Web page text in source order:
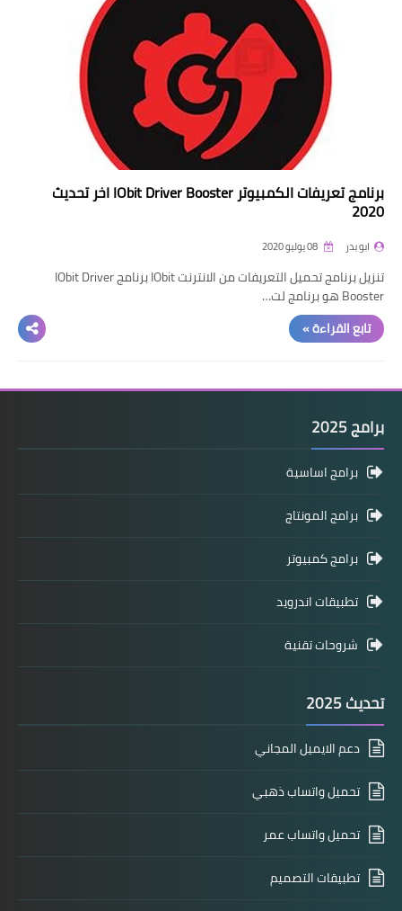
برنامج تعريفات الكمبيوتر IObit Driver Booster اخر تحديث
2020
ابو بدر
تنزيل برنامج تحميل التعريفات من الانترنت IObit برنامج IObit Driver
Booster هو برنامج لت…
تابع القراءة »
برامج 2025
برامج اساسية
برامج المونتاج
برامج كمبيوتر
تطبيقات اندرويد
شروحات تقنية
تحديث 2025
دعم الايميل المجاني
تحميل واتساب ذهبي
تحميل واتساب عمر
تطبيقات التصميم